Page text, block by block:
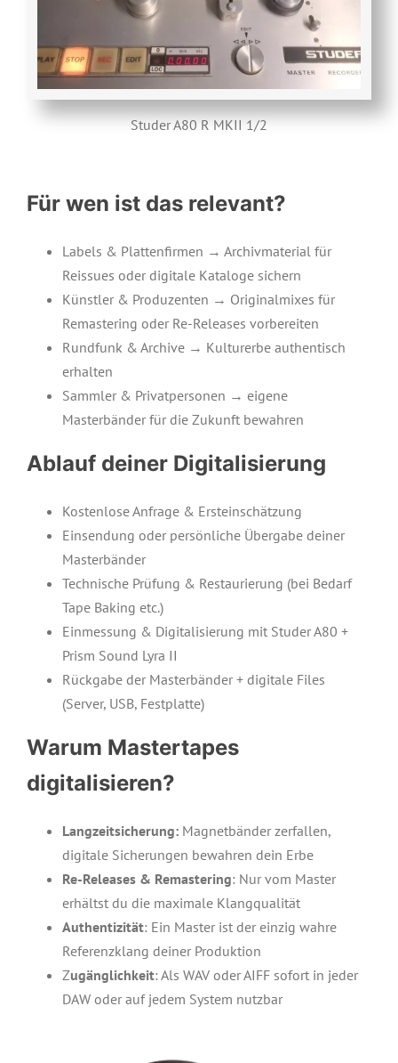
Studer A80 R MKII 1/2
Für wen ist das relevant?
Labels & Plattenfirmen → Archivmaterial für
Reissues oder digitale Kataloge sichern
Künstler & Produzenten → Originalmixes für
Remastering oder Re-Releases vorbereiten
Rundfunk & Archive → Kulturerbe authentisch
erhalten
Sammler & Privatpersonen → eigene
Masterbänder für die Zukunft bewahren
Ablauf deiner Digitalisierung
Kostenlose Anfrage & Ersteinschätzung
Einsendung oder persönliche Übergabe deiner
Masterbänder
Technische Prüfung & Restaurierung (bei Bedarf
Tape Baking etc.)
Einmessung & Digitalisierung mit Studer A80 +
Prism Sound Lyra II
Rückgabe der Masterbänder + digitale Files
(Server, USB, Festplatte)
Warum Mastertapes
digitalisieren?
Langzeitsicherung:Magnetbänder zerfallen,
digitale Sicherungen bewahren dein Erbe
Re-Releases & Remastering: Nur vom Master
erhältst du die maximale Klangqualität
Authentizität: Ein Master ist der einzig wahre
Referenzklang deiner Produktion
Zugänglichkeit: Als WAV oder AIFF sofort in jeder
DAW oder auf jedem System nutzbar